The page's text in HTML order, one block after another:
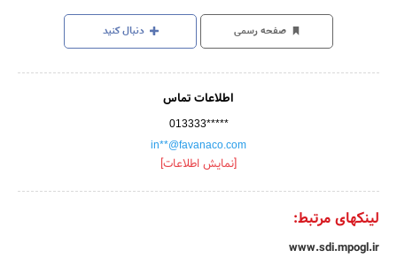
صفحه رسمی دنبال کنید
اطلاعات تماس
013333*****
in**@favanaco.com
[نمایش اطلاعات]
لینکهای مرتبط:
www.sdi.mpogl.ir